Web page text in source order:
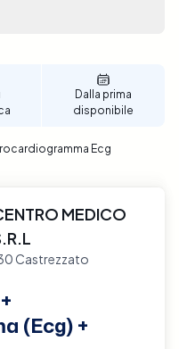
Dalla prima
disponibile
Ecg
MEDICO
Castrezzato
(Ecg) +